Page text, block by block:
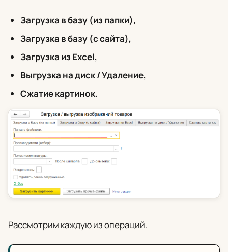
Загрузка в базу (из папки),
Загрузка в базу (с сайта),
Загрузка из Excel,
Выгрузка на диск / Удаление,
Сжатие картинок.
Рассмотрим каждую из операций.